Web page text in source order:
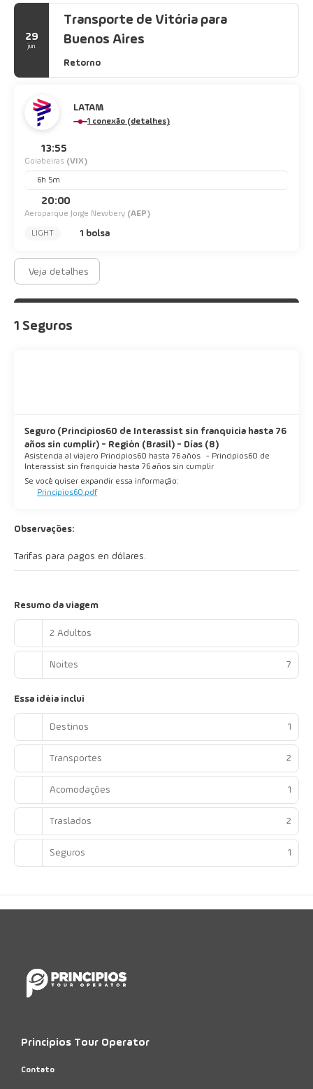
29
jun.
Transporte de Vitória para
Buenos Aires
Retorno
LATAM
1 conexão (detalhes)
13:55
Goiabeiras (VIX)
6h 5m
20:00
Aeroparque Jorge Newbery (AEP)
LIGHT 1 bolsa
Veja detalhes
1 Seguros
Seguro (Principios60 de Interassist sin franquicia hasta 76
años sin cumplir) - Región (Brasil) - Días (8)
Asistencia al viajero Principios60 hasta 76 años - Principios60 de
Interassist sin franquicia hasta 76 años sin cumplir
Se você quiser expandir essa informação:
Principios60.pdf
Observações:
Tarifas para pagos en dólares.
Resumo da viagem
2 Adultos
Noites 7
Essa idéia inclui
Destinos 1
Transportes 2
Acomodações 1
Traslados 2
Seguros 1
Principios Tour Operator
Contato